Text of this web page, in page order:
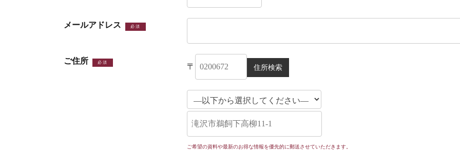
メールアドレス 必須
ご住所 必須 〒
ご希望の資料や最新のお得な情報を優先的に郵送させていただきます。